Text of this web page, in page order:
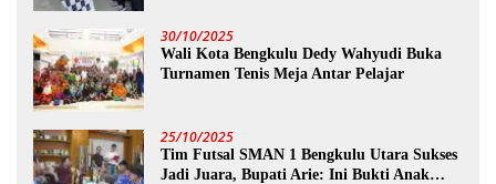
30/10/2025
Wali Kota Bengkulu Dedy Wahyudi Buka
Turnamen Tenis Meja Antar Pelajar
25/10/2025
Tim Futsal SMAN 1 Bengkulu Utara Sukses
Jadi Juara, Bupati Arie: Ini Bukti Anak